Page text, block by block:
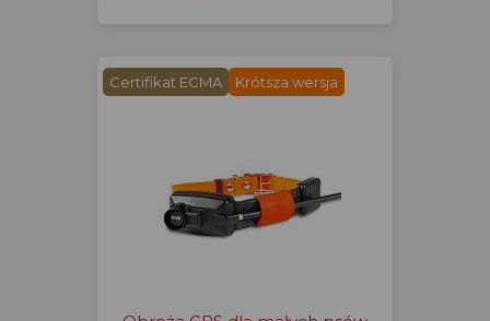
Certifikat ECMA Krótsza wersja